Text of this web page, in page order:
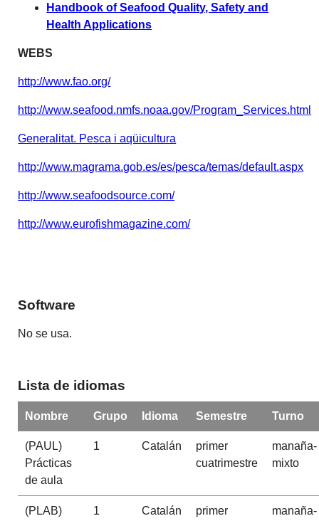
Handbook of Seafood Quality, Safety and
Health Applications
WEBS
http://www.fao.org/
http://www.seafood.nmfs.noaa.gov/Program_Services.html
Generalitat. Pesca i aqüicultura
http://www.magrama.gob.es/es/pesca/temas/default.aspx
http://www.seafoodsource.com/
http://www.eurofishmagazine.com/
Software
No se usa.
Lista de idiomas
Nombre Grupo Idioma Semestre Turno
(PAUL)
Prácticas
de aula
1 Catalán
primer
cuatrimestre
manaña-
mixto
(PLAB) 1 Catalán primer manaña-